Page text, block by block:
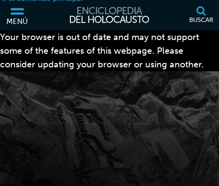
MENÚ BUSCAR
Your browser is out of date and may not support
some of the features of this webpage. Please
consider updating your browser or using another.